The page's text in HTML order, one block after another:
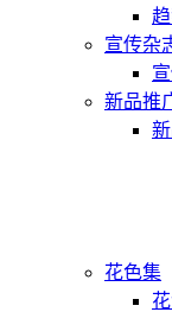
宣传杂
新品推
花色集